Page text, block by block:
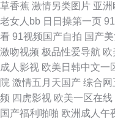
一级一级 五月天色色影院 91
亚洲三级性爱 欧美啪啪午夜
国产精品欧美区 欧美A√视频
韩欧美 九九国产精品视频 亚
草香蕉 激情另类图片 亚洲
老女人bb 日日操第一页
看 91视频国产自拍 国产
激吻视频 极品性爱导航 欧
成人影视 欧美日韩中文一
院 激情五月天国产 综合网
频 四虎影视 欧美一区在线
国产福利啪啪 欧洲成人午